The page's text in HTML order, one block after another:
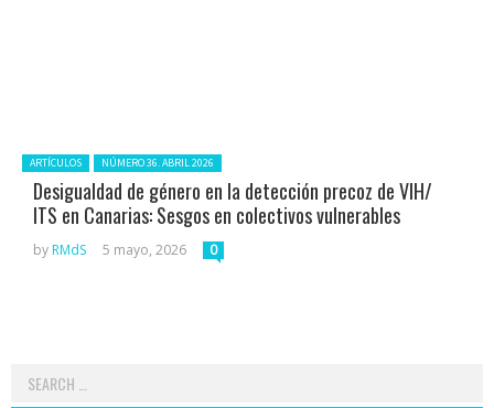
Posted in:
ARTÍCULOS NÚMERO 36. ABRIL 2026
Desigualdad de género en la detección precoz de VIH/
ITS en Canarias: Sesgos en colectivos vulnerables
by RMdS 5 mayo, 2026 0
Search
for: